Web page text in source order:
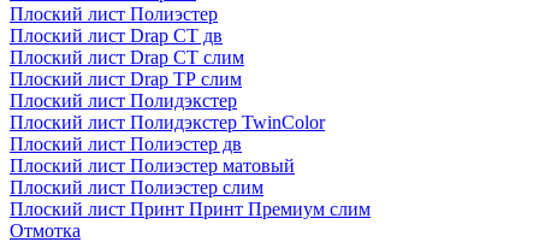
Плоский лист Полиэстер
Плоский лист Drap СТ дв
Плоский лист Drap СТ слим
Плоский лист Drap ТР слим
Плоский лист Полидэкстер
Плоский лист Полидэкстер TwinColor
Плоский лист Полиэстер дв
Плоский лист Полиэстер матовый
Плоский лист Полиэстер слим
Плоский лист Принт Принт Премиум слим
Отмотка